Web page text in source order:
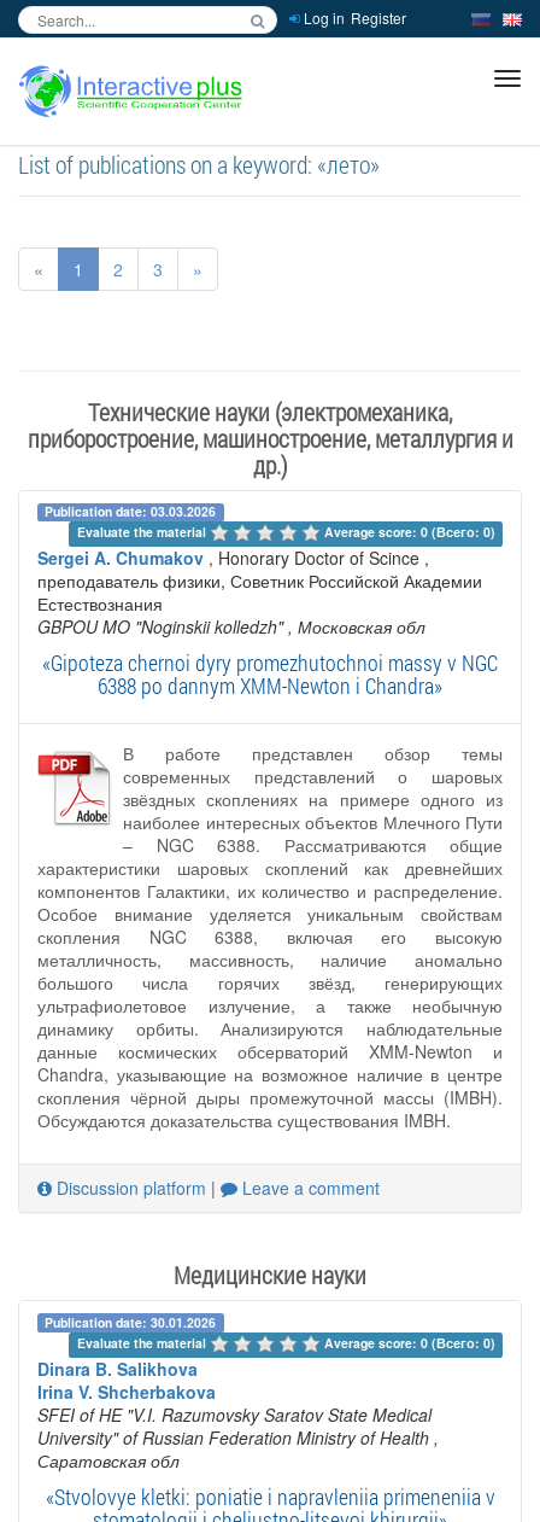
Log in Register
List of publications on a keyword: «лето»
« 1 2 3 »
Технические науки (электромеханика,
приборостроение, машиностроение, металлургия и
др.)
Publication date: 03.03.2026
Evaluate the material
Average score: 0 (Всего: 0)
Sergei A. Chumakov , Honorary Doctor of Scince ,
преподаватель физики, Советник Российской Академии
Естествознания
GBPOU MO "Noginskii kolledzh" , Московская обл
«Gipoteza chernoi dyry promezhutochnoi massy v NGC
6388 po dannym XMM-Newton i Chandra»
В работе представлен обзор темы
современных представлений о шаровых
звёздных скоплениях на примере одного из
наиболее интересных объектов Млечного Пути
– NGC 6388. Рассматриваются общие
характеристики шаровых скоплений как древнейших
компонентов Галактики, их количество и распределение.
Особое внимание уделяется уникальным свойствам
скопления NGC 6388, включая его высокую
металличность, массивность, наличие аномально
большого числа горячих звёзд, генерирующих
ультрафиолетовое излучение, а также необычную
динамику орбиты. Анализируются наблюдательные
данные космических обсерваторий XMM-Newton и
Chandra, указывающие на возможное наличие в центре
скопления чёрной дыры промежуточной массы (IMBH).
Обсуждаются доказательства существования IMBH.
Discussion platform | Leave a comment
Медицинские науки
Publication date: 30.01.2026
Evaluate the material
Average score: 0 (Всего: 0)
Dinara B. Salikhova
Irina V. Shcherbakova
SFEI of HE "V.I. Razumovsky Saratov State Medical
University" of Russian Federation Ministry of Health ,
Саратовская обл
«Stvolovye kletki: poniatie i napravleniia primeneniia v